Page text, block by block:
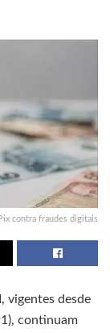
contra fraudes digitais
, vigentes desde
continuam